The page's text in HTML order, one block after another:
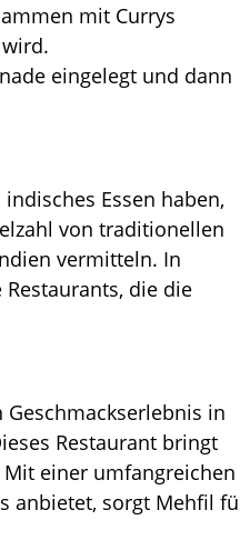
mit Currys
eingelegt und dann
Essen haben,
von traditionellen
vermitteln. In
die die
in
Restaurant bringt
Mit einer
anbietet, sorgt Mehfil